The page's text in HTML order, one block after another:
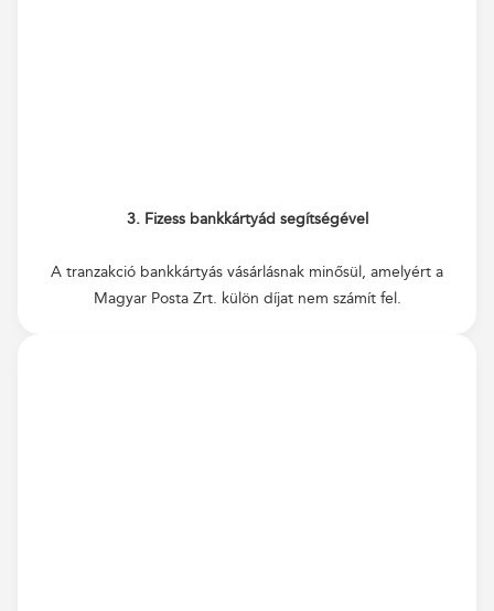
3. Fizess bankkártyád segítségével
A tranzakció bankkártyás vásárlásnak minősül, amelyért a
Magyar Posta Zrt. külön díjat nem számít fel.